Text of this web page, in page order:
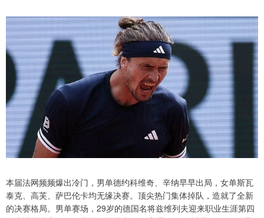
本届法网频频爆出冷门，男单德约科维奇、辛纳早早出局，女单斯瓦
泰克、高芙、萨巴伦卡均无缘决赛。顶尖热门集体掉队，造就了全新
的决赛格局。男单赛场，29岁的德国名将兹维列夫迎来职业生涯第四